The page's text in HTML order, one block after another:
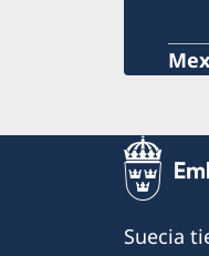
Suecia